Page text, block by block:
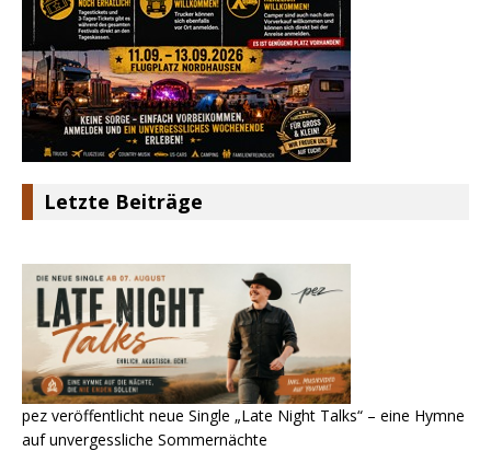
Letzte Beiträge
pez veröffentlicht neue Single „Late Night Talks“ – eine Hymne
auf unvergessliche Sommernächte